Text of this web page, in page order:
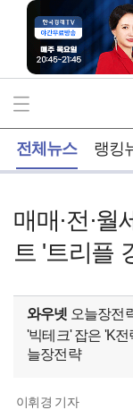
전체뉴스 랭킹
매매·전·
트 '트리플
와우넷 오늘장전
'빅테크' 잡은 'K
늘장전략
이휘경 기자